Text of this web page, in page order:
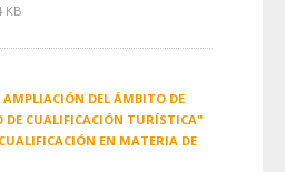
KB
AMPLIACIÓN DEL ÁMBITO DE
DE CUALIFICACIÓN TURÍSTICA"
EN MATERIA DE